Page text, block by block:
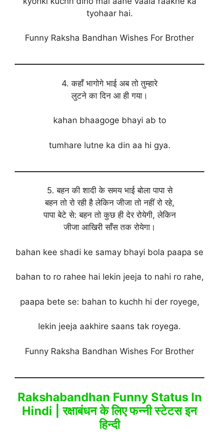
tyohaar hai.
Funny Raksha Bandhan Wishes For Brother
4. कहाँ भागोगे भाई अब तो तुम्हारे
लुटने का दिन आ ही गया।
kahan bhaagoge bhayi ab to
tumhare lutne ka din aa hi gya.
5. बहन की शादी के समय भाई बोला पापा से
बहन तो रो रही है लेकिन जीजा तो नहीं रो रहे,
पापा बेटे से: बहन तो कुछ ही देर रोयेगी, लेकिन
जीजा आखिरी साँस तक रोयेगा।
bahan kee shadi ke samay bhayi bola paapa se
bahan to ro rahee hai lekin jeeja to nahi ro rahe,
paapa bete se: bahan to kuchh hi der royege,
lekin jeeja aakhire saans tak royega.
Funny Raksha Bandhan Wishes For Brother
Rakshabandhan Funny Status In
Hindi | रक्षाबंधन के लिए फन्नी स्टेटस इन
हिन्दी